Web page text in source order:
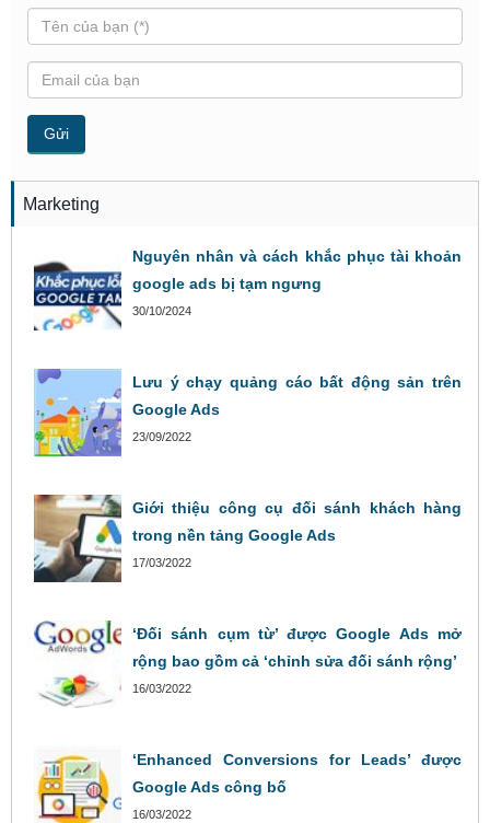
Marketing
Nguyên nhân và cách khắc phục tài khoản
google ads bị tạm ngưng
30/10/2024
Lưu ý chạy quảng cáo bất động sản trên
Google Ads
23/09/2022
Giới thiệu công cụ đối sánh khách hàng
trong nền tảng Google Ads
17/03/2022
‘Đối sánh cụm từ’ được Google Ads mở
rộng bao gồm cả ‘chỉnh sửa đối sánh rộng’
16/03/2022
‘Enhanced Conversions for Leads’ được
Google Ads công bố
16/03/2022